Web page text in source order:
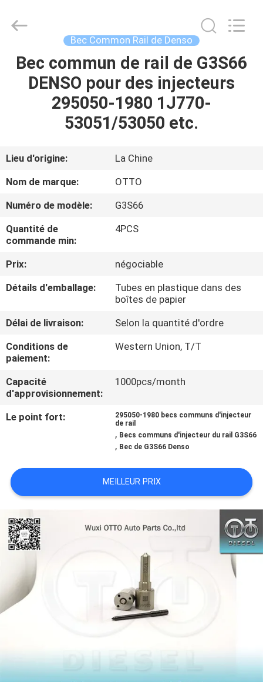
MAISON
À
PROPOS
NOUS
DE
L'USINE
CONTRÔLE
QUALITÉ
CONTACTEZ-
NOUVELLES
LES
AFFAIRES
PLAN
DU
SITE
POLICY
OTTO
AUTO
Reserved.
Bec Common Rail de Denso
Bec commun de rail de G3S66
DENSO pour des injecteurs
295050-1980 1J770-
53051/53050 etc.
Lieu d'origine:
La Chine
Nom de marque:
OTTO
Numéro de modèle:
G3S66
Quantité de
commande min:
4PCS
Prix:
négociable
Détails d'emballage:
Tubes en plastique dans des
boîtes de papier
Délai de livraison:
Selon la quantité d'ordre
Conditions de
paiement:
Western Union, T/T
Capacité
d'approvisionnement:
1000pcs/month
Le point fort:
295050-1980 becs communs d'injecteur
de rail
, Becs communs d'injecteur du rail G3S66
, Bec de G3S66 Denso
MEILLEUR PRIX